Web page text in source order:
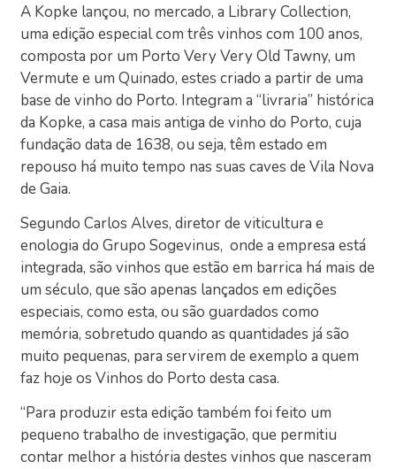
A Kopke lançou, no mercado, a Library Collection,
uma edição especial com três vinhos com 100 anos,
composta por um Porto Very Very Old Tawny, um
Vermute e um Quinado, estes criado a partir de uma
base de vinho do Porto. Integram a “livraria” histórica
da Kopke, a casa mais antiga de vinho do Porto, cuja
fundação data de 1638, ou seja, têm estado em
repouso há muito tempo nas suas caves de Vila Nova
de Gaia.
Segundo Carlos Alves, diretor de viticultura e
enologia do Grupo Sogevinus, onde a empresa está
integrada, são vinhos que estão em barrica há mais de
um século, que são apenas lançados em edições
especiais, como esta, ou são guardados como
memória, sobretudo quando as quantidades já são
muito pequenas, para servirem de exemplo a quem
faz hoje os Vinhos do Porto desta casa.
“Para produzir esta edição também foi feito um
pequeno trabalho de investigação, que permitiu
contar melhor a história destes vinhos que nasceram